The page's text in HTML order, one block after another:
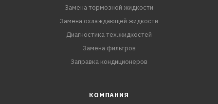
Замена тормозной жидкости
Замена охлаждающей жидкости
Диагностика тех.жидкостей
Замена фильтров
Заправка кондиционеров
КОМПАНИЯ